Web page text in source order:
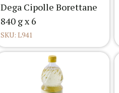
Dega Cipolle Borettane
840 g x 6
SKU: L941